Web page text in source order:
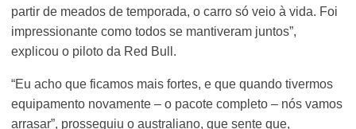
partir de meados de temporada, o carro só veio à vida. Foi
impressionante como todos se mantiveram juntos”,
explicou o piloto da Red Bull.
“Eu acho que ficamos mais fortes, e que quando tivermos
equipamento novamente – o pacote completo – nós vamos
arrasar”, prosseguiu o australiano, que sente que,